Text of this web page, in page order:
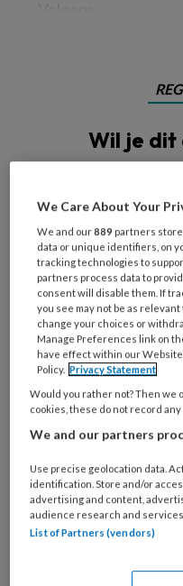
Wil je dit
artikelen
Al een account of
Wat
is
je
e-
mailadres?
* *
Kies
je
wachtwoord* *
Kies
functie *
Bij
welke
We Care About Your
We and our889 partners
data or unique identifiers, on
tracking technologies to
partners process data to
consent will disable them. If
you see may not be as
change your choices or
Manage Preferences link on
have effect within our
Policy. Privacy Statement
Would you rather not? Then we
cookies, these do not record any
We and our partners
Use precise geolocation data.
identification. Store and/or
advertising and content,
audience research and
List of Partners (vendors)